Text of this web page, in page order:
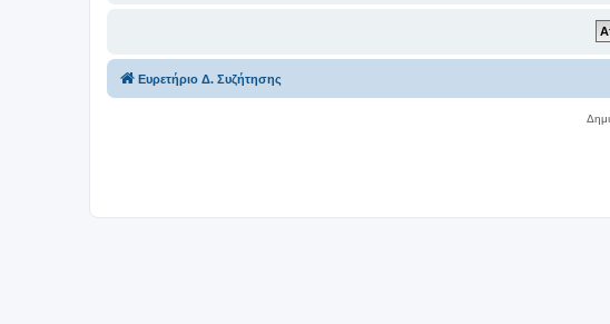
Ευρετήριο Δ. Συζήτησης